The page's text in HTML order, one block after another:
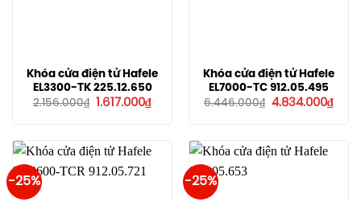
Khóa cửa điện tử Hafele
EL3300-TK 225.12.650
2.156.000₫ Giá
1.617.000₫Giá
hiện
1.617.000₫.
Khóa cửa điện tử Hafele
EL7000-TC 912.05.495
6.446.000₫ Giá
4.834.000₫Giá
hiện
-25% -25%